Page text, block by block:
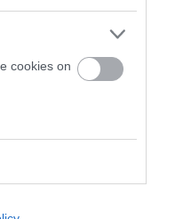
cookies on
16
/ Χανδρινός Άρης
2 (1/1επ.,
τιμήθηκε ως
παρέλαβε τον
στο βόλεϊ τον κ.